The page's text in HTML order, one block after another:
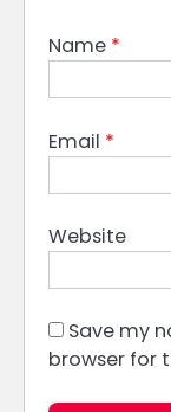
Name *
Email *
Website
Save my
browser for